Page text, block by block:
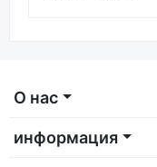
О нас
информация